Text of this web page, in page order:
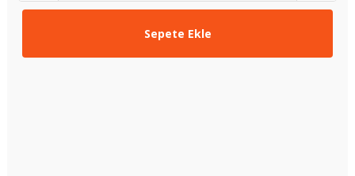
Sepete Ekle